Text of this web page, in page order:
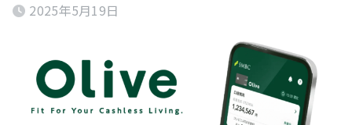
2025年5月19日